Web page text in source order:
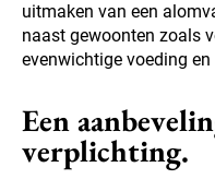
uitmaken van een
naast gewoonten zoals
evenwichtige voeding
Een
verplichting.